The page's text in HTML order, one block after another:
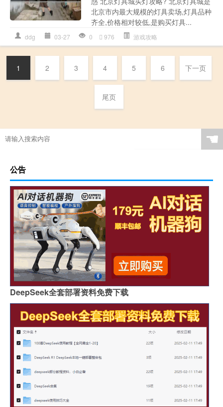
北京市内最大规模的灯具卖场,灯具品种
齐全,价格相对较低,是购买灯具...
ddg 03-27 0 976 游戏攻略
1 2 3 4 5 6 下一页
尾页
☚
公告
DeepSeek全套部署资料免费下载